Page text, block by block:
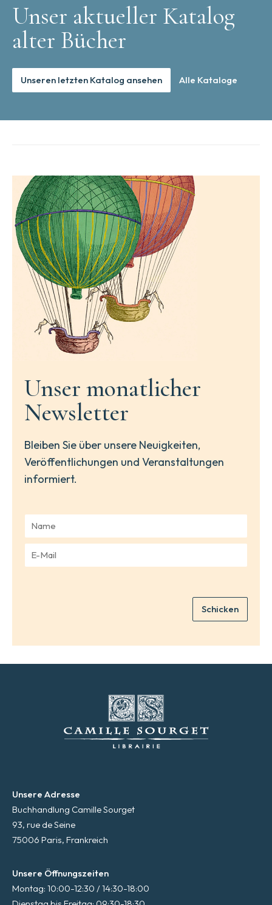
Unser aktueller Katalog
alter Bücher
Unseren letzten Katalog ansehen Alle Kataloge
Unser monatlicher
Newsletter
Bleiben Sie über unsere Neuigkeiten,
Veröffentlichungen und Veranstaltungen
informiert.
m
*
Schicken
Unsere Adresse
Buchhandlung Camille Sourget
93, rue de Seine
75006 Paris, Frankreich
Unsere Öffnungszeiten
Montag: 10:00-12:30 / 14:30-18:00